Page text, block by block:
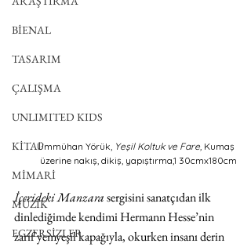
BİENAL
TASARIM
ÇALIŞMA
UNLIMITED KIDS
KİTAP
MİMARİ
MÜZİK
EGZERSİZLER
Ümmühan Yörük, Yeşil Koltuk ve Fare, Kumaş
üzerine nakış, dikiş, yapıştırma,1 30cmx180cm
İçerideki Manzara sergisini sanatçıdan ilk
dinlediğimde kendimi Hermann Hesse’nin
zarif yemyeşil kapağıyla, okurken insanı derin